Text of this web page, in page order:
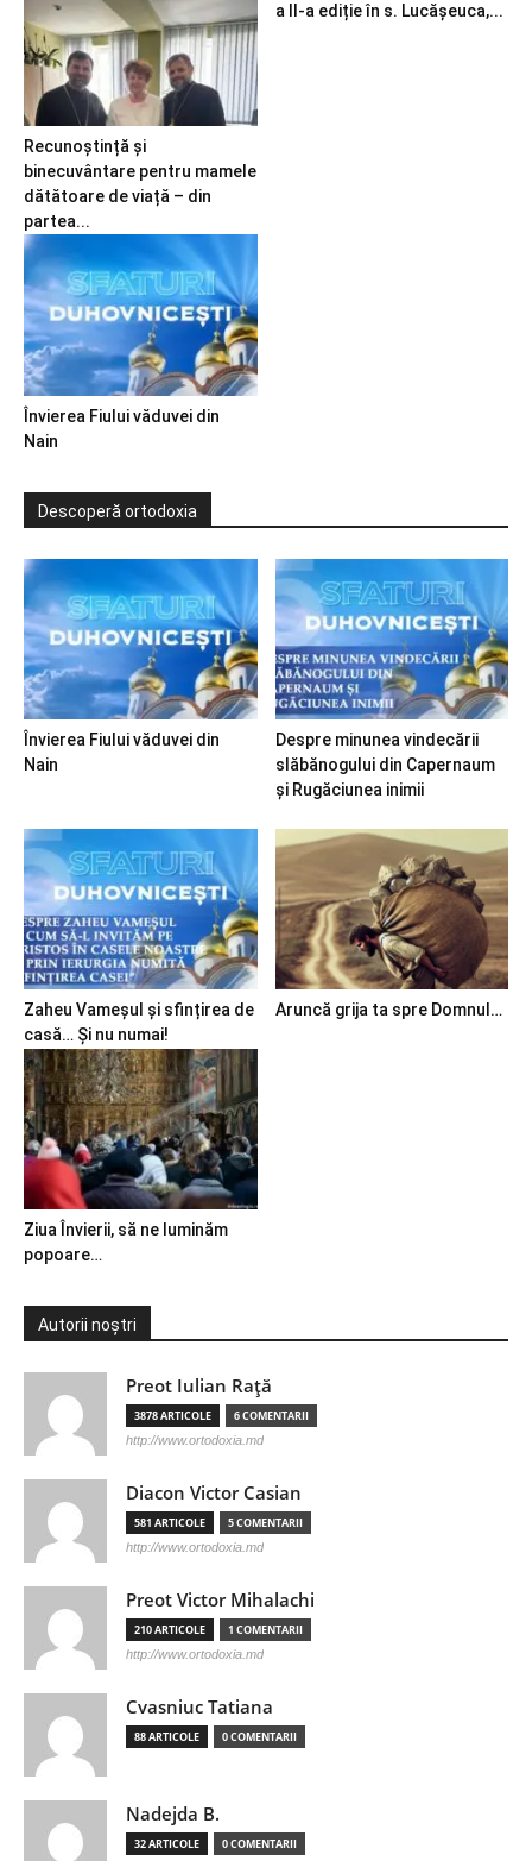
Recunoștință și
binecuvântare pentru mamele
dătătoare de viață – din
partea...
a II-a ediție în s. Lucășeuca,...
Învierea Fiului văduvei din
Nain
Descoperă ortodoxia
Învierea Fiului văduvei din
Nain
Despre minunea vindecării
slăbănogului din Capernaum
și Rugăciunea inimii
Zaheu Vameșul și sfințirea de
casă… Și nu numai!
Aruncă grija ta spre Domnul…
Ziua Învierii, să ne luminăm
popoare…
Autorii noștri
Preot Iulian Raţă
3878 ARTICOLE 6 COMENTARII
http://www.ortodoxia.md
Diacon Victor Casian
581 ARTICOLE 5 COMENTARII
http://www.ortodoxia.md
Preot Victor Mihalachi
210 ARTICOLE 1 COMENTARII
http://www.ortodoxia.md
Cvasniuc Tatiana
88 ARTICOLE 0 COMENTARII
Nadejda B.
32 ARTICOLE 0 COMENTARII